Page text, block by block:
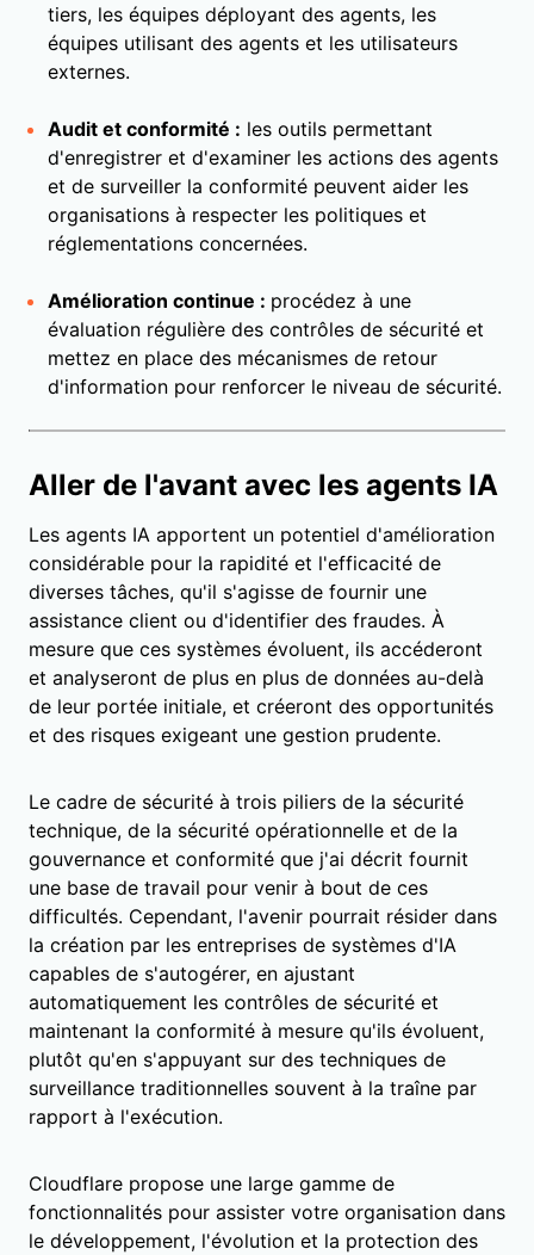
tiers, les équipes déployant des agents, les
équipes utilisant des agents et les utilisateurs
externes.
Audit et conformité : les outils permettant
d'enregistrer et d'examiner les actions des agents
et de surveiller la conformité peuvent aider les
organisations à respecter les politiques et
réglementations concernées.
Amélioration continue : procédez à une
évaluation régulière des contrôles de sécurité et
mettez en place des mécanismes de retour
d'information pour renforcer le niveau de sécurité.
Aller de l'avant avec les agents IA
Les agents IA apportent un potentiel d'amélioration
considérable pour la rapidité et l'efficacité de
diverses tâches, qu'il s'agisse de fournir une
assistance client ou d'identifier des fraudes. À
mesure que ces systèmes évoluent, ils accéderont
et analyseront de plus en plus de données au-delà
de leur portée initiale, et créeront des opportunités
et des risques exigeant une gestion prudente.
Le cadre de sécurité à trois piliers de la sécurité
technique, de la sécurité opérationnelle et de la
gouvernance et conformité que j'ai décrit fournit
une base de travail pour venir à bout de ces
difficultés. Cependant, l'avenir pourrait résider dans
la création par les entreprises de systèmes d'IA
capables de s'autogérer, en ajustant
automatiquement les contrôles de sécurité et
maintenant la conformité à mesure qu'ils évoluent,
plutôt qu'en s'appuyant sur des techniques de
surveillance traditionnelles souvent à la traîne par
rapport à l'exécution.
Cloudflare propose une large gamme de
fonctionnalités pour assister votre organisation dans
le développement, l'évolution et la protection des